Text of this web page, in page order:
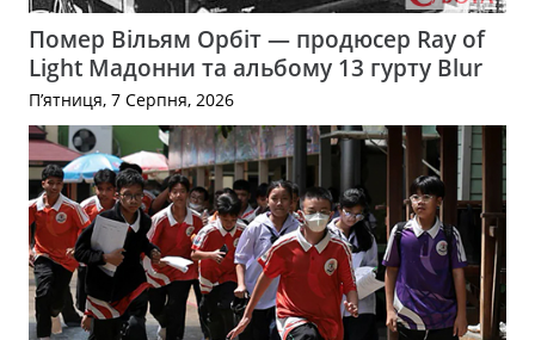
Помер Вільям Орбіт — продюсер Ray of
Light Мадонни та альбому 13 гурту Blur
П’ятниця, 7 Серпня, 2026